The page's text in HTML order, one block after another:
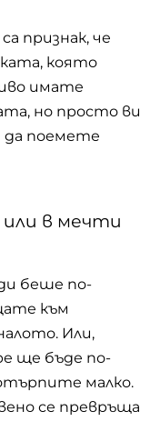
признак, че
която
имате
но просто ви
да поемете
в мечти
беше по-
към
Или,
ще бъде по-
малко.
се превръща